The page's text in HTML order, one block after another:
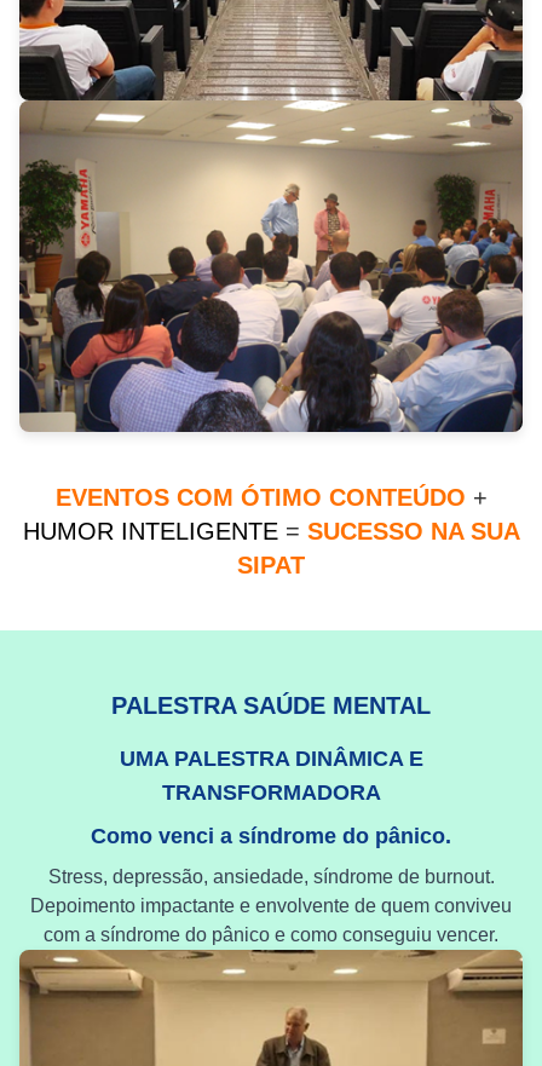
EVENTOS COM ÓTIMO CONTEÚDO +
HUMOR INTELIGENTE = SUCESSO NA SUA
SIPAT
PALESTRA SAÚDE MENTAL
UMA PALESTRA DINÂMICA E
TRANSFORMADORA
Como venci a síndrome do pânico.
Stress, depressão, ansiedade, síndrome de burnout.
Depoimento impactante e envolvente de quem conviveu
com a síndrome do pânico e como conseguiu vencer.